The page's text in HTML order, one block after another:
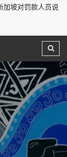
加坡对罚款人员说